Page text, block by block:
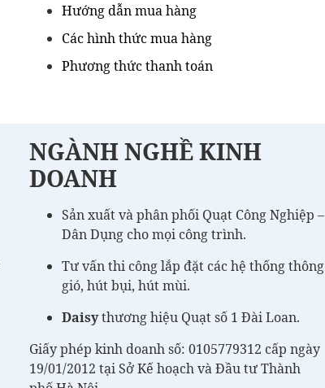
Hướng dẫn mua hàng
Các hình thức mua hàng
Phương thức thanh toán
NGÀNH NGHỀ KINH
DOANH
Sản xuất và phân phối Quạt Công Nghiệp –
Dân Dụng cho mọi công trình.
Tư vấn thi công lắp đặt các hệ thống thông
gió, hút bụi, hút mùi.
Daisythương hiệu Quạt số 1 Đài Loan.
Giấy phép kinh doanh số: 0105779312 cấp ngày
19/01/2012 tại Sở Kế hoạch và Đầu tư Thành